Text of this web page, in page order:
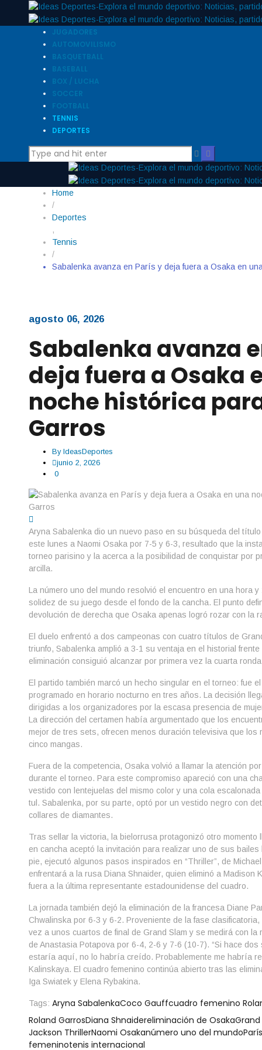
JUGADORES
AUTOMOVILISMO
BASQUETBALL
BASEBALL
BOX / LUCHA
SOCCER
FOOTBALL
TENNIS
DEPORTES
Home
/
Deportes
,
Tennis
/
Sabalenka avanza en París y deja fuera a Osaka en
agosto 06, 2026
Sabalenka avanza
deja fuera a Osaka
noche histórica
Garros
By IdeasDeportes
junio 2, 2026
0
Aryna Sabalenka dio un nuevo paso en su búsqueda del
este lunes a Naomi Osaka por 7-5 y 6-3, resultado que la
torneo parisino y la acerca a la posibilidad de conquistar por
arcilla.
La número uno del mundo resolvió el encuentro en una hora
solidez de su juego desde el fondo de la cancha. El punto
devolución de derecha que Osaka apenas logró rozar con la
El duelo enfrentó a dos campeonas con cuatro títulos de
triunfo, Sabalenka amplió a 3-1 su ventaja en el historial
eliminación consiguió alcanzar por primera vez la cuarta
El partido también marcó un hecho singular en el torneo: fue
programado en horario nocturno en tres años. La decisión
dirigidas a los organizadores por la escasa presencia de
La dirección del certamen había argumentado que los
mejor de tres sets, ofrecen menos duración televisiva que los
cinco mangas.
Fuera de la competencia, Osaka volvió a llamar la atención
durante el torneo. Para este compromiso apareció con una
vestido con lentejuelas del mismo color y una cola
tul. Sabalenka, por su parte, optó por un vestido negro con
collares de diamantes.
Tras sellar la victoria, la bielorrusa protagonizó otro momento
en cancha aceptó la invitación para realizar uno de sus
pie, ejecutó algunos pasos inspirados en “Thriller”, de
enfrentará a la rusa Diana Shnaider, quien eliminó a Madison
fuera a la última representante estadounidense del cuadro.
La jornada también dejó la eliminación de la francesa Diane
Chwalinska por 6-3 y 6-2. Proveniente de la fase
vez a unos cuartos de final de Grand Slam y se medirá con la
de Anastasia Potapova por 6-4, 2-6 y 7-6 (10-7). “Si hace
estaría aquí, no lo habría creído. Probablemente me habría
Kalinskaya. El cuadro femenino continúa abierto tras las
Iga Swiatek y Elena Rybakina.
Tags: Aryna SabalenkaCoco Gauffcuadro femenino
Roland GarrosDiana Shnaidereliminación de Osaka
Jackson ThrillerNaomi Osakanúmero uno del mundo
femeninotenis internacional